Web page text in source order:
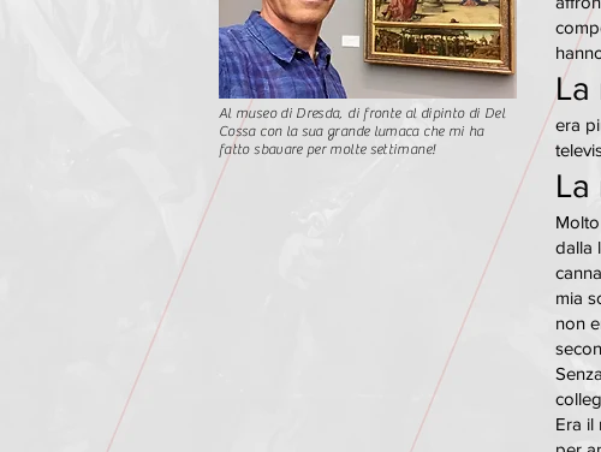
Al museo di Dresda, di fronte al dipinto di Del
Cossa con la sua grande lumaca che mi ha
fatto sbavare per molte settimane!
era
La
dalla
mia
non
Era il